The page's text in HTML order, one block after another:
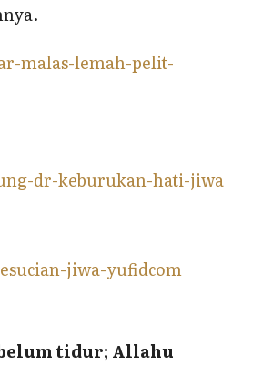
tidur; Allahu